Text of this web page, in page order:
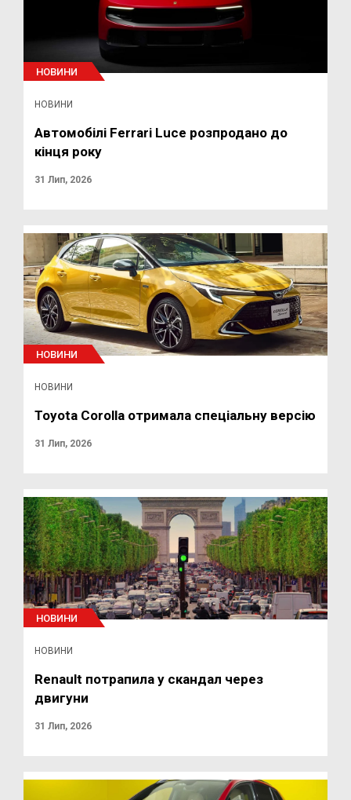
НОВИНИ
НОВИНИ
Автомобілі Ferrari Luce розпродано до
кінця року
31 Лип, 2026
НОВИНИ
НОВИНИ
Toyota Corolla отримала спеціальну версію
31 Лип, 2026
НОВИНИ
НОВИНИ
Renault потрапила у скандал через
двигуни
31 Лип, 2026